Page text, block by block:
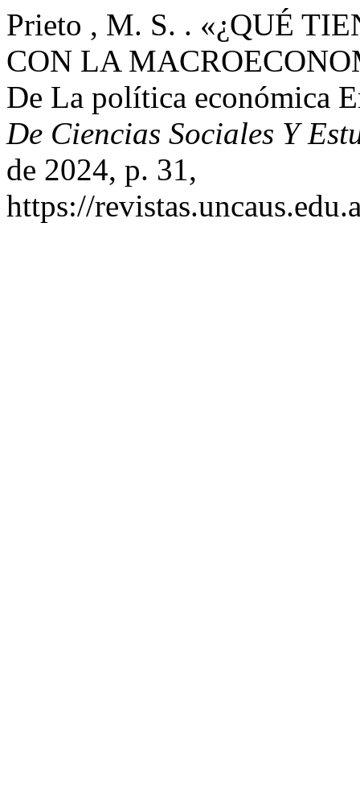
Prieto , M. S. . «¿QUÉ
CON LA
De La política económica
De Ciencias Sociales Y
de 2024, p. 31,
https://